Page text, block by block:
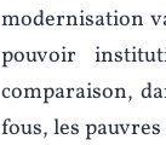
modernisation
pouvoir
comparaison,
fous, les